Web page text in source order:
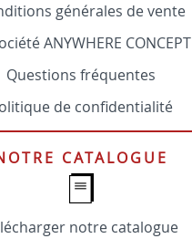
générales de vente
ANYWHERE CONCEPT
Questions fréquentes
de confidentialité
CATALOGUE
notre catalogue